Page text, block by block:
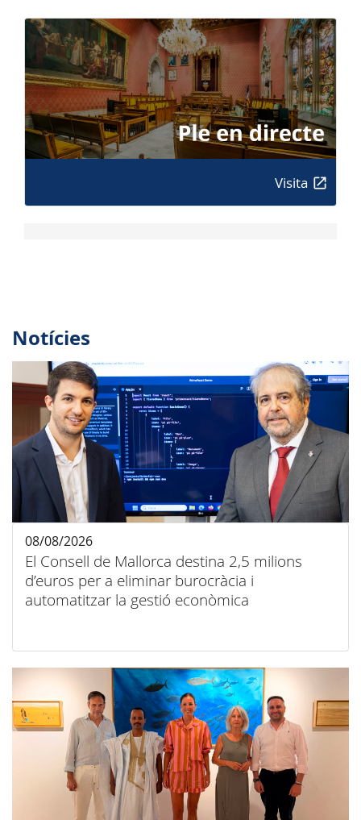
Visita
Notícies
El Consell de Mallorca destina 2,5 milions
d’euros per a eliminar burocràcia i
automatitzar la gestió econòmica
08/08/2026